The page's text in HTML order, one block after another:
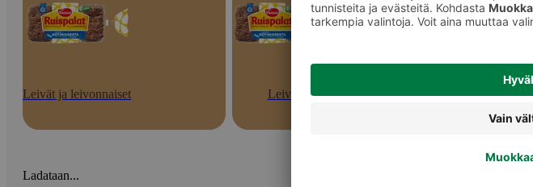
Leivät ja leivonnaiset Leivät Tummat leivät
Ladataan...